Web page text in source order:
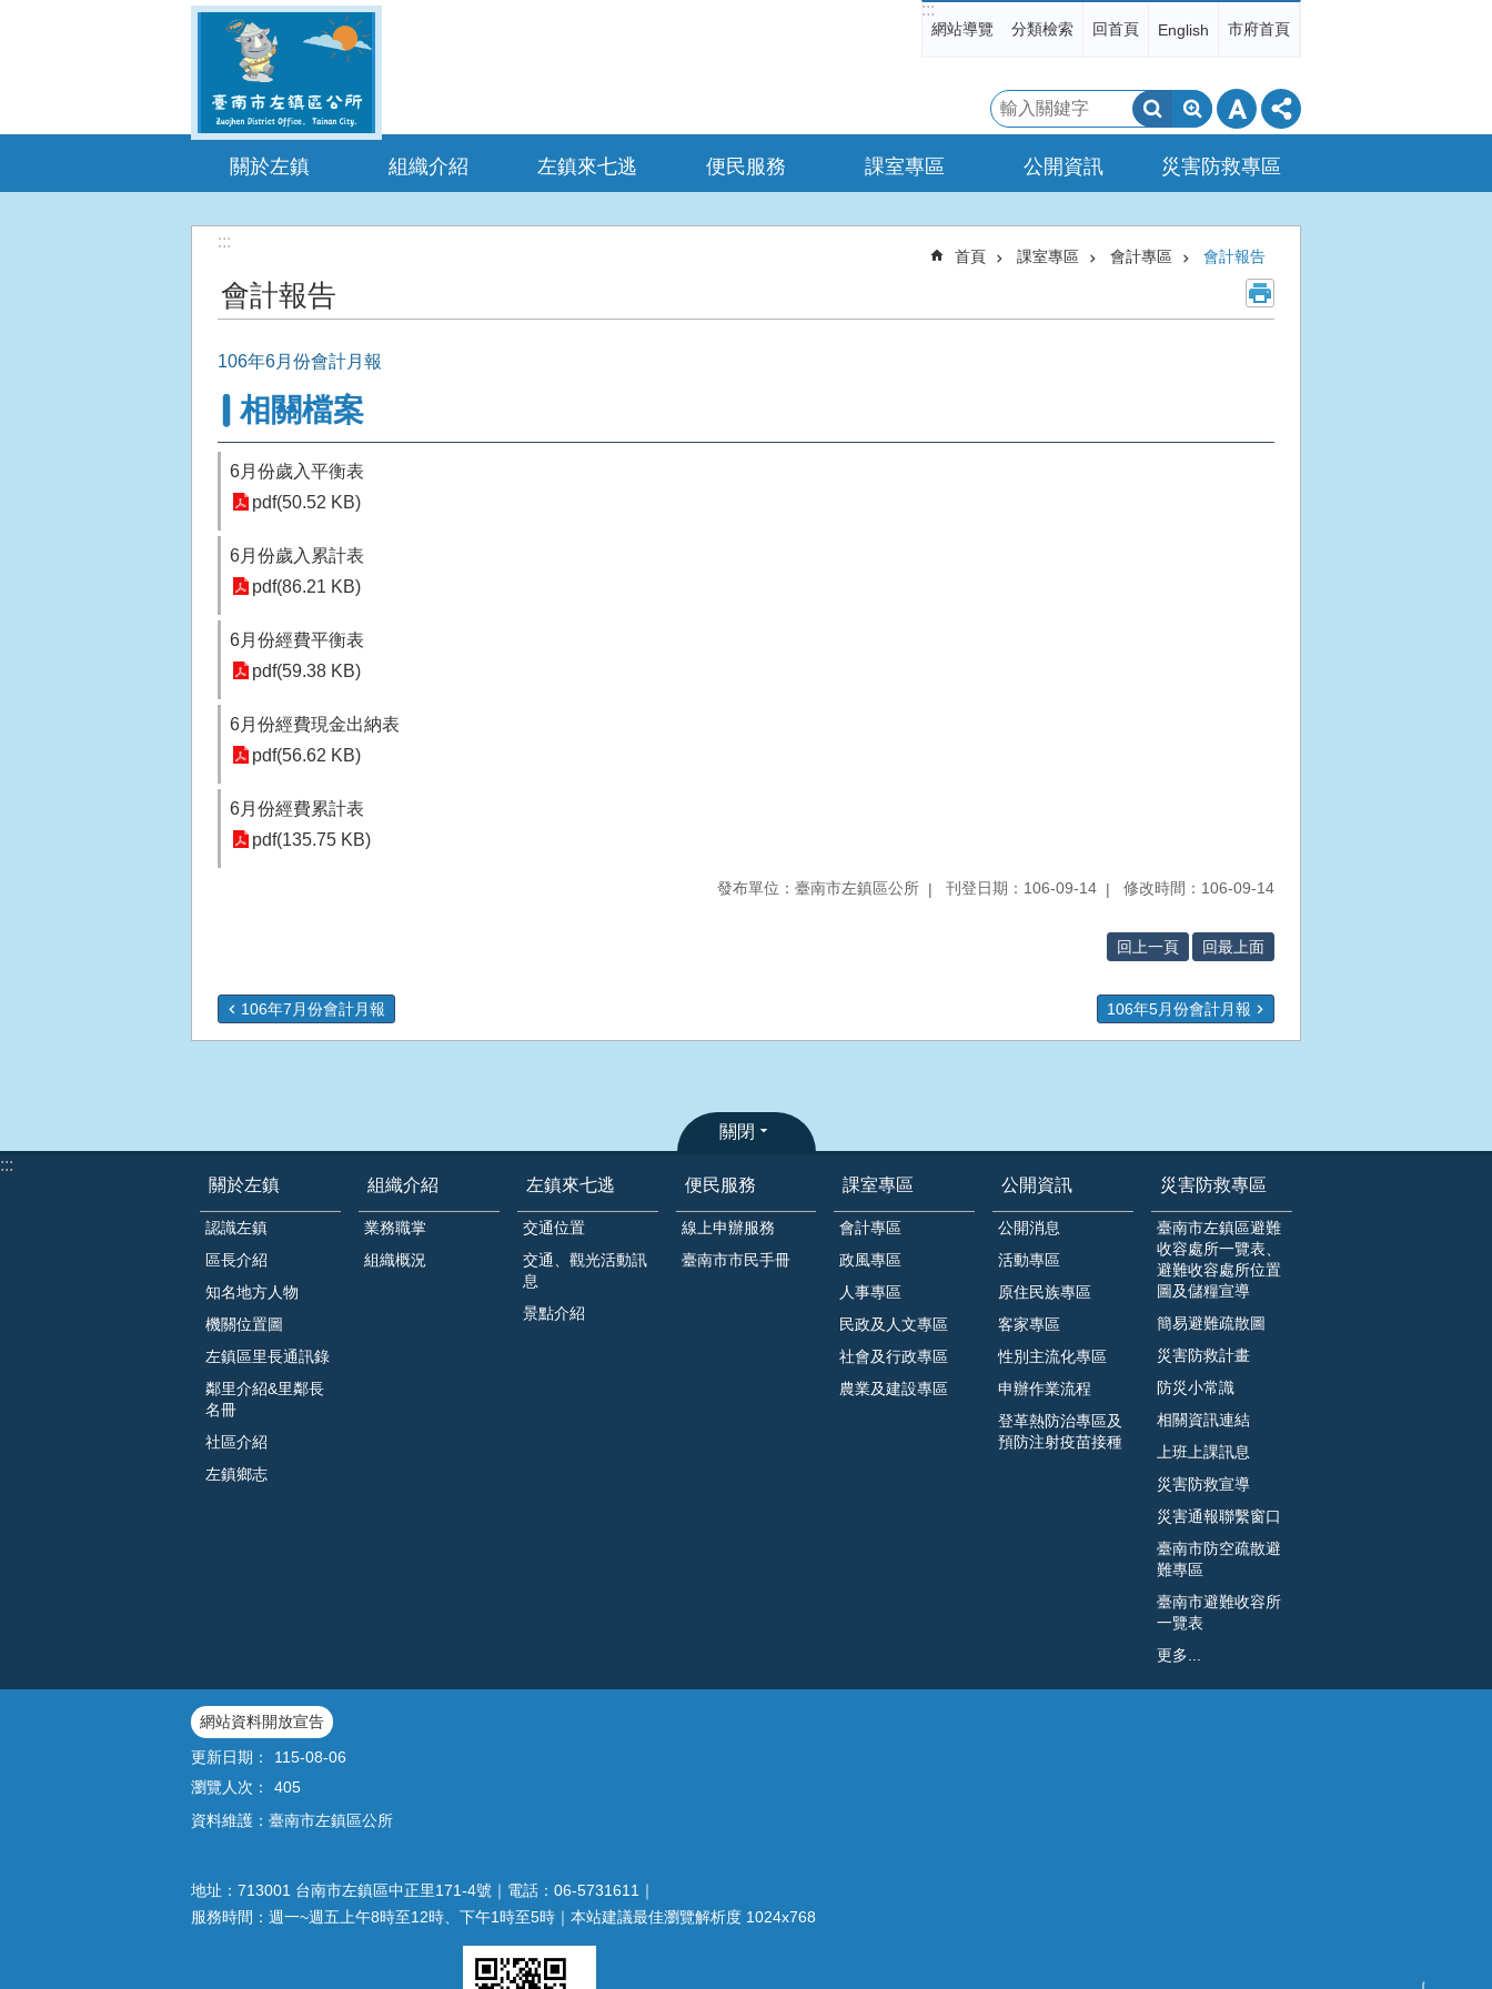
:::
網站導覽 分類檢索 回首頁 English 市府首頁
搜
尋
關於左鎮 組織介紹 左鎮來七逃 便民服務 課室專區 公開資訊 災害防救專區
:::
首頁 課室專區 會計專區 會計報告
會計報告
106年6月份會計月報
相關檔案
6月份歲入平衡表
pdf(50.52 KB)
6月份歲入累計表
pdf(86.21 KB)
6月份經費平衡表
pdf(59.38 KB)
6月份經費現金出納表
pdf(56.62 KB)
6月份經費累計表
pdf(135.75 KB)
發布單位：臺南市左鎮區公所 刊登日期：106-09-14 修改時間：106-09-14
回上一頁 回最上面
106年7月份會計月報 106年5月份會計月報
關閉
:::
關於左鎮
認識左鎮
區長介紹
知名地方人物
機關位置圖
左鎮區里長通訊錄
鄰里介紹&里鄰長
名冊
社區介紹
左鎮鄉志
組織介紹
業務職掌
組織概況
左鎮來七逃
交通位置
交通、觀光活動訊
息
景點介紹
便民服務
線上申辦服務
臺南市市民手冊
課室專區
會計專區
政風專區
人事專區
民政及人文專區
社會及行政專區
農業及建設專區
公開資訊
公開消息
活動專區
原住民族專區
客家專區
性別主流化專區
申辦作業流程
登革熱防治專區及
預防注射疫苗接種
災害防救專區
臺南市左鎮區避難
收容處所一覽表、
避難收容處所位置
圖及儲糧宣導
簡易避難疏散圖
災害防救計畫
防災小常識
相關資訊連結
上班上課訊息
災害防救宣導
災害通報聯繫窗口
臺南市防空疏散避
難專區
臺南市避難收容所
一覽表
更多...
網站資料開放宣告
更新日期：
115-08-06
瀏覽人次：
405
資料維護：臺南市左鎮區公所
地址：713001 台南市左鎮區中正里171-4號｜電話：06-5731611｜
服務時間：週一~週五上午8時至12時、下午1時至5時｜本站建議最佳瀏覽解析度 1024x768